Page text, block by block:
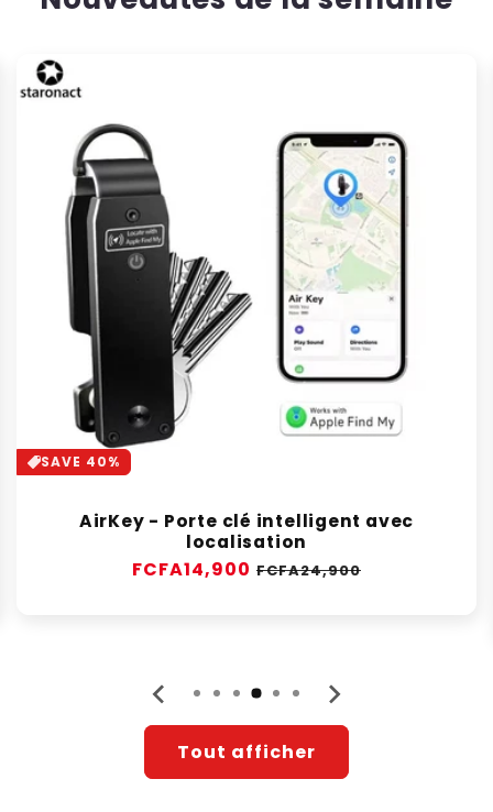
SAVE 40%
AirKey - Porte clé intelligent avec
localisation
Prix
FCFA14,900 Prix
FCFA24,900
Tout afficher